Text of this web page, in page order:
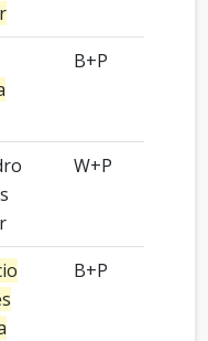
B+P
W+P
B+P